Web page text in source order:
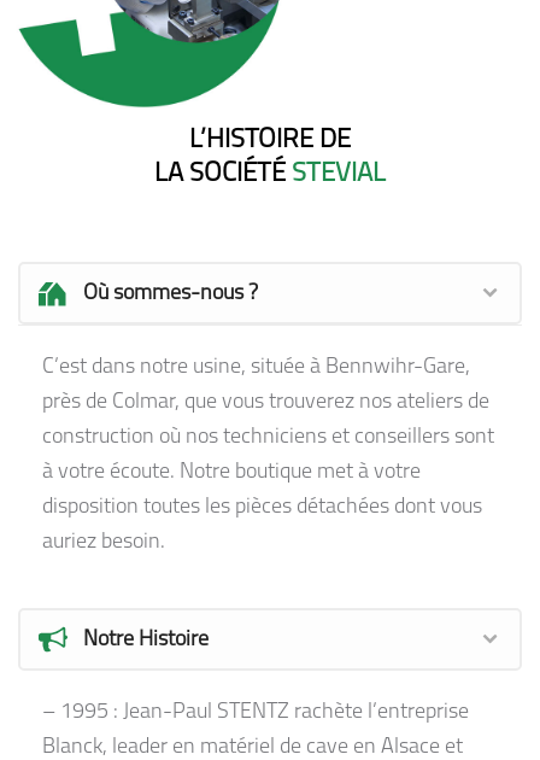
L’HISTOIRE DE
LA SOCIÉTÉ STEVIAL
Où sommes-nous ?
C’est dans notre usine, située à Bennwihr-Gare,
près de Colmar, que vous trouverez nos ateliers de
construction où nos techniciens et conseillers sont
à votre écoute. Notre boutique met à votre
disposition toutes les pièces détachées dont vous
auriez besoin.
Notre Histoire
– 1995 : Jean-Paul STENTZ rachète l’entreprise
Blanck, leader en matériel de cave en Alsace et